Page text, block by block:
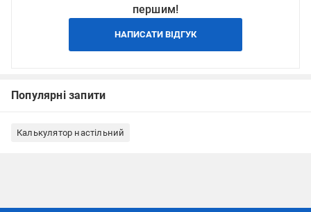
першим!
НАПИСАТИ ВІДГУК
Популярні запити
Калькулятор настільний